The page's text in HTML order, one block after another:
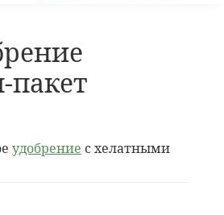
пакет
удобрение с хелатными